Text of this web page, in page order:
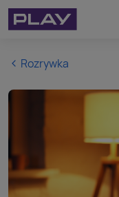
Rozrywka